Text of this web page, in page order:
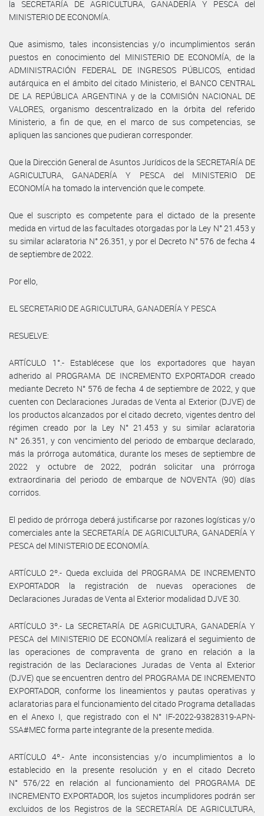
la SECRETARÍA DE AGRICULTURA, GANADERÍA Y PESCA del
MINISTERIO DE ECONOMÍA.
Que asimismo, tales inconsistencias y/o incumplimientos serán
puestos en conocimiento del MINISTERIO DE ECONOMÍA, de la
ADMINISTRACIÓN FEDERAL DE INGRESOS PÚBLICOS, entidad
autárquica en el ámbito del citado Ministerio, el BANCO CENTRAL
DE LA REPÚBLICA ARGENTINA y de la COMISIÓN NACIONAL DE
VALORES, organismo descentralizado en la órbita del referido
Ministerio, a fin de que, en el marco de sus competencias, se
apliquen las sanciones que pudieran corresponder.
Que la Dirección General de Asuntos Jurídicos de la SECRETARÍA DE
AGRICULTURA, GANADERÍA Y PESCA del MINISTERIO DE
ECONOMÍA ha tomado la intervención que le compete.
Que el suscripto es competente para el dictado de la presente
medida en virtud de las facultades otorgadas por la Ley N° 21.453 y
su similar aclaratoria N° 26.351, y por el Decreto N° 576 de fecha 4
de septiembre de 2022.
Por ello,
EL SECRETARIO DE AGRICULTURA, GANADERÍA Y PESCA
RESUELVE:
ARTÍCULO 1°.- Establécese que los exportadores que hayan
adherido al PROGRAMA DE INCREMENTO EXPORTADOR creado
mediante Decreto N° 576 de fecha 4 de septiembre de 2022, y que
cuenten con Declaraciones Juradas de Venta al Exterior (DJVE) de
los productos alcanzados por el citado decreto, vigentes dentro del
régimen creado por la Ley N° 21.453 y su similar aclaratoria
N° 26.351, y con vencimiento del periodo de embarque declarado,
más la prórroga automática, durante los meses de septiembre de
2022 y octubre de 2022, podrán solicitar una prórroga
extraordinaria del periodo de embarque de NOVENTA (90) días
corridos.
El pedido de prórroga deberá justificarse por razones logísticas y/o
comerciales ante la SECRETARÍA DE AGRICULTURA, GANADERÍA Y
PESCA del MINISTERIO DE ECONOMÍA.
ARTÍCULO 2º.- Queda excluida del PROGRAMA DE INCREMENTO
EXPORTADOR la registración de nuevas operaciones de
Declaraciones Juradas de Venta al Exterior modalidad DJVE 30.
ARTÍCULO 3º.- La SECRETARÍA DE AGRICULTURA, GANADERÍA Y
PESCA del MINISTERIO DE ECONOMÍA realizará el seguimiento de
las operaciones de compraventa de grano en relación a la
registración de las Declaraciones Juradas de Venta al Exterior
(DJVE) que se encuentren dentro del PROGRAMA DE INCREMENTO
EXPORTADOR, conforme los lineamientos y pautas operativas y
aclaratorias para el funcionamiento del citado Programa detalladas
en el Anexo I, que registrado con el N° IF-2022-93828319-APN-
SSA#MEC forma parte integrante de la presente medida.
ARTÍCULO 4º.- Ante inconsistencias y/o incumplimientos a lo
establecido en la presente resolución y en el citado Decreto
N° 576/22 en relación al funcionamiento del PROGRAMA DE
INCREMENTO EXPORTADOR, los sujetos incumplidores podrán ser
excluidos de los Registros de la SECRETARÍA DE AGRICULTURA,